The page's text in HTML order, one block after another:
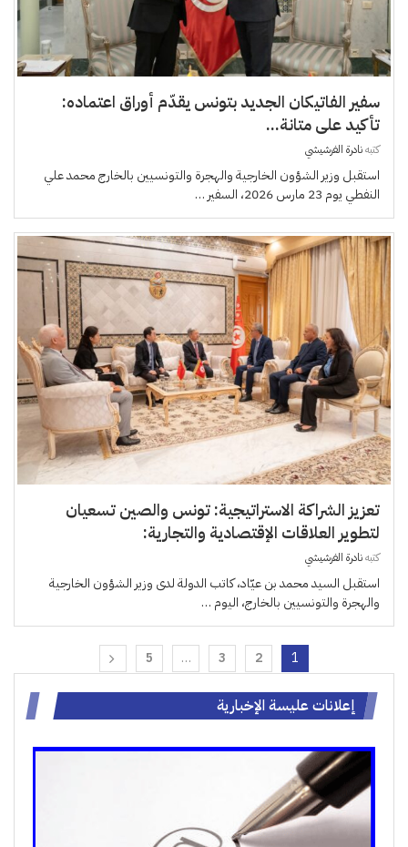
سفير الفاتيكان الجديد بتونس يقدّم أوراق اعتماده:
تأكيد على متانة...
كتبهنادرة الفرشيشي
استقبل وزير الشؤون الخارجية والهجرة والتونسيين بالخارج محمد علي
النفطي يوم 23 مارس 2026، السفير …
تعزيز الشراكة الاستراتيجية: تونس والصين تسعيان
لتطوير العلاقات الإقتصادية والتجارية:
كتبهنادرة الفرشيشي
استقبل السيد محمد بن عيّاد، كاتب الدولة لدى وزير الشؤون الخارجية
والهجرة والتونسيين بالخارج، اليوم …
1
2
3
…
5
إعلانات عليسة الإخبارية